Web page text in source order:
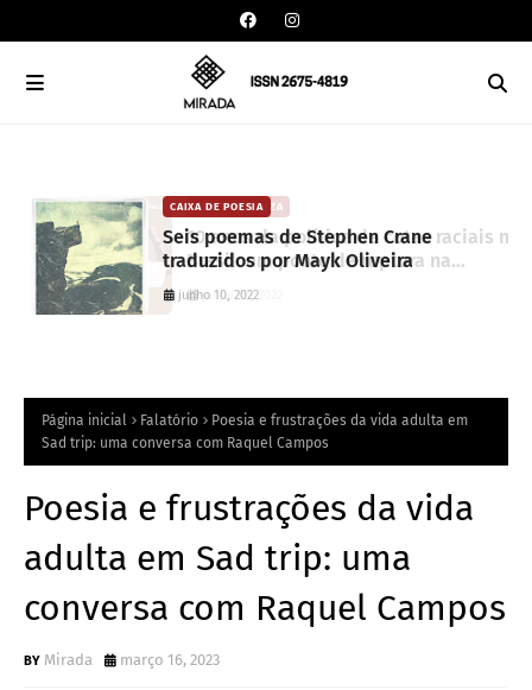
CAIXA DE POESIA
Seis poemas de Stephen Crane
traduzidos por Mayk Oliveira
junho 10, 2022
Página inicial Falatório
Poesia e frustrações da vida adulta em
Sad trip: uma conversa com Raquel Campos
Poesia e frustrações da vida
adulta em Sad trip: uma
conversa com Raquel Campos
Mirada março 16, 2023